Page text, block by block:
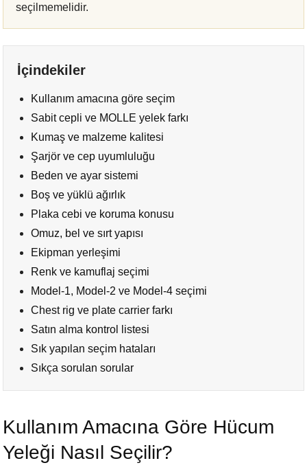
seçilmemelidir.
İçindekiler
Kullanım amacına göre seçim
Sabit cepli ve MOLLE yelek farkı
Kumaş ve malzeme kalitesi
Şarjör ve cep uyumluluğu
Beden ve ayar sistemi
Boş ve yüklü ağırlık
Plaka cebi ve koruma konusu
Omuz, bel ve sırt yapısı
Ekipman yerleşimi
Renk ve kamuflaj seçimi
Model-1, Model-2 ve Model-4 seçimi
Chest rig ve plate carrier farkı
Satın alma kontrol listesi
Sık yapılan seçim hataları
Sıkça sorulan sorular
Kullanım Amacına Göre Hücum
Yeleği Nasıl Seçilir?